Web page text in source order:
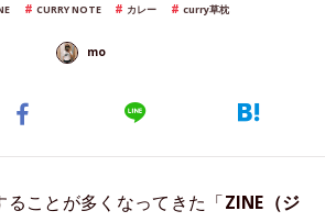
CURRY NOTE カレー curry草枕
mo
ることが多くなってきた「ZINE（ジ